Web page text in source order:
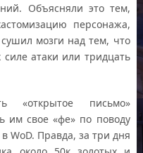
Объясняли это тем,
персонажа,
мозги над тем, что
атаки или тридцать
«открытое письмо»
им свое «фе» по поводу
WoD. Правда, за три дня